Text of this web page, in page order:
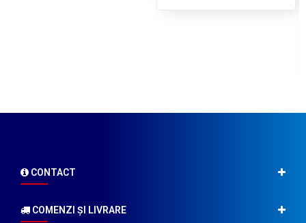
CONTACT
COMENZI ŞI LIVRARE